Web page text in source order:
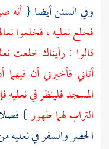
وفي السنن أيضا { أنه
فخلع نعليه ، فخلعوا
قالوا : رأيناك خلعت
أتاني فأخبرني أن فيهما
المسجد فلينظر في نعليه
التراب لهما طهور}
الحضر والسفر في نعليه